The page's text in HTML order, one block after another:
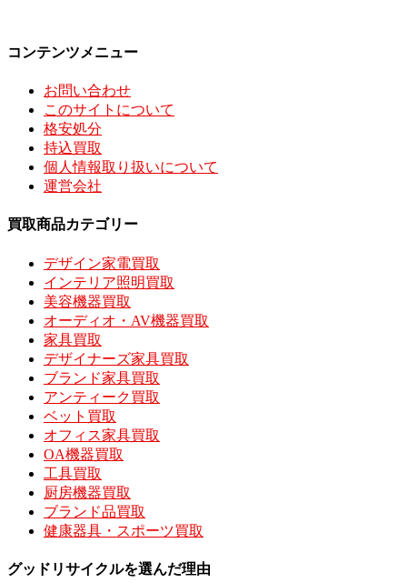
コンテンツメニュー
お問い合わせ
このサイトについて
格安処分
持込買取
個人情報取り扱いについて
運営会社
買取商品カテゴリー
デザイン家電買取
インテリア照明買取
美容機器買取
オーディオ・AV機器買取
家具買取
デザイナーズ家具買取
ブランド家具買取
アンティーク買取
ベット買取
オフィス家具買取
OA機器買取
工具買取
厨房機器買取
ブランド品買取
健康器具・スポーツ買取
グッドリサイクルを選んだ理由